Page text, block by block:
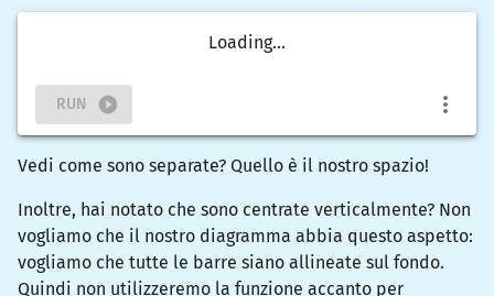
Loading...
RUN
Vedi come sono separate? Quello è il nostro spazio!
Inoltre, hai notato che sono centrate verticalmente? Non
vogliamo che il nostro diagramma abbia questo aspetto:
vogliamo che tutte le barre siano allineate sul fondo.
Quindi non utilizzeremo la funzione accanto per